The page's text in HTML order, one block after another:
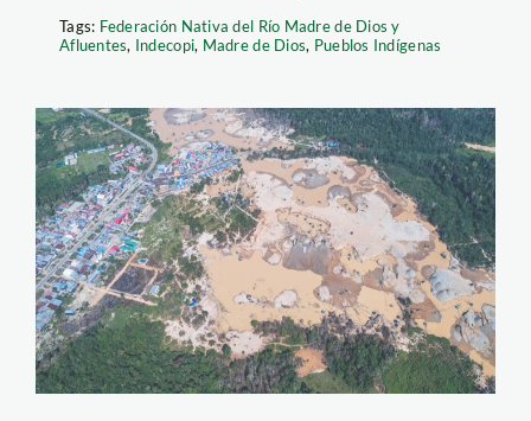
Tags: Federación Nativa del Río Madre de Dios y
Afluentes, Indecopi, Madre de Dios, Pueblos Indígenas
carretera
interoceanica y
mineria ilegal – madre
de dios – vico mendez
– spda